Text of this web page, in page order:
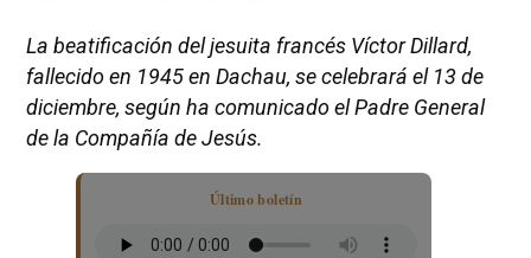
La beatificación del jesuita francés Víctor Dillard,
fallecido en 1945 en Dachau, se celebrará el 13 de
diciembre, según ha comunicado el Padre General
de la Compañía de Jesús.
Último boletín